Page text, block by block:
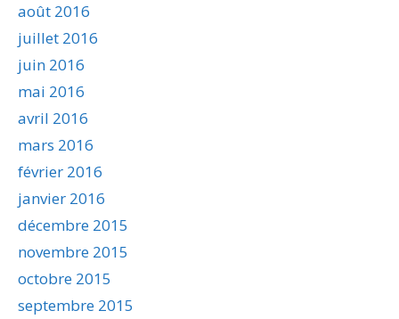
août 2016
juillet 2016
juin 2016
mai 2016
avril 2016
mars 2016
février 2016
janvier 2016
décembre 2015
novembre 2015
octobre 2015
septembre 2015